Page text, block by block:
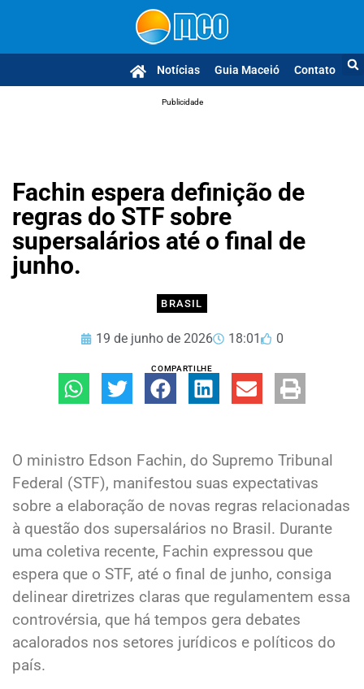
Notícias Guia Maceió Contato
Publicidade
Fachin espera definição de
regras do STF sobre
supersalários até o final de
junho.
BRASIL
19 de junho de 2026 18:01 0
COMPARTILHE
O ministro Edson Fachin, do Supremo Tribunal
Federal (STF), manifestou suas expectativas
sobre a elaboração de novas regras relacionadas
à questão dos supersalários no Brasil. Durante
uma coletiva recente, Fachin expressou que
espera que o STF, até o final de junho, consiga
delinear diretrizes claras que regulamentem essa
controvérsia, que há tempos gera debates
acalorados nos setores jurídicos e políticos do
país.